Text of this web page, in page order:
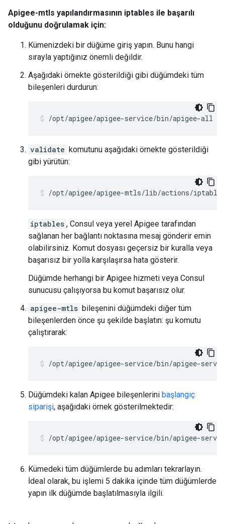
Apigee-mtls yapılandırmasının iptables ile başarılı
olduğunu doğrulamak için:
Kümenizdeki bir düğüme giriş yapın. Bunu hangi
sırayla yaptığınız önemli değildir.
Aşağıdaki örnekte gösterildiği gibi düğümdeki tüm
bileşenleri durdurun:
/opt/apigee/apigee-service/bin/apigee-all
validate komutunu aşağıdaki örnekte gösterildiği
gibi yürütün:
/opt/apigee/apigee-mtls/lib/actions/
iptables , Consul veya yerel Apigee tarafından
sağlanan her bağlantı noktasına mesaj gönderir emin
olabilirsiniz. Komut dosyası geçersiz bir kuralla veya
başarısız bir yolla karşılaşırsa hata gösterir.
Düğümde herhangi bir Apigee hizmeti veya Consul
sunucusu çalışıyorsa bu komut başarısız olur.
apigee-mtls bileşenini düğümdeki diğer tüm
bileşenlerden önce şu şekilde başlatın: şu komutu
çalıştırarak:
/opt/apigee/apigee-service/bin/apigee-
Düğümdeki kalan Apigee bileşenlerini başlangıç
siparişi, aşağıdaki örnek gösterilmektedir:
/opt/apigee/apigee-service/bin/apigee-
Kümedeki tüm düğümlerde bu adımları tekrarlayın.
İdeal olarak, bu işlemi 5 dakika içinde tüm düğümlerde
yapın ilk düğümde başlatılmasıyla ilgili.